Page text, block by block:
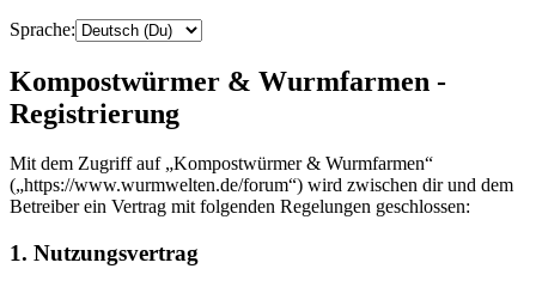
Sprache:
Kompostwürmer & Wurmfarmen -
Registrierung
Mit dem Zugriff auf „Kompostwürmer & Wurmfarmen“
(„https://www.wurmwelten.de/forum“) wird zwischen dir und dem
Betreiber ein Vertrag mit folgenden Regelungen geschlossen:
1. Nutzungsvertrag